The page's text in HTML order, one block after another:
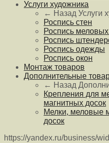
Услуги художника
← Назад Услуги
Роспись стен
Роспись
Роспись
Роспись одежды
Роспись окон
Монтаж товаров
Дополнительные
← Назад
Крепления для
магнитных досок
Мелки, меловые
досок
https://yandex.ru/business/